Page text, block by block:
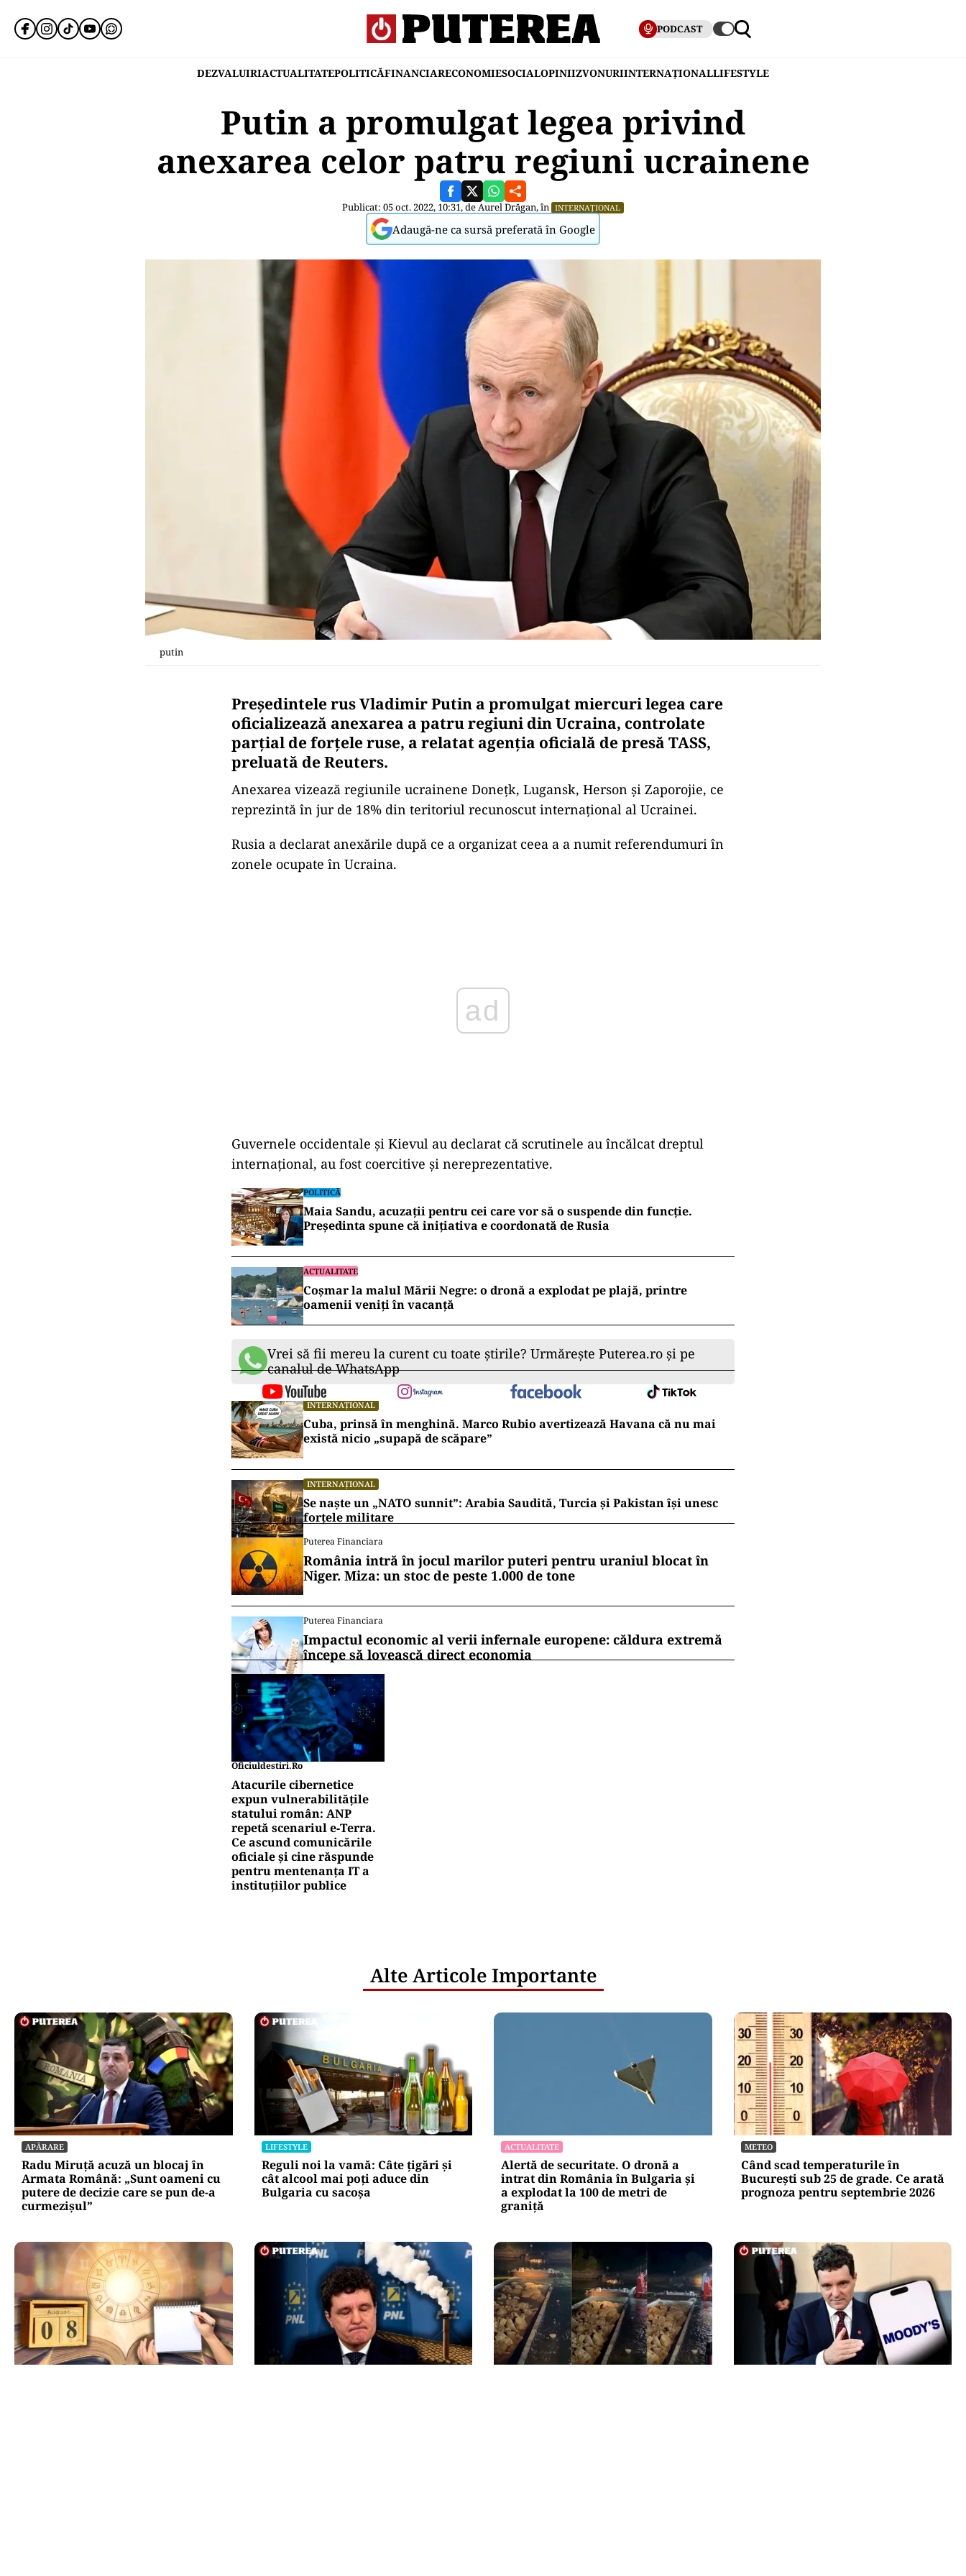
PODCAST
DEZVALUIRIACTUALITATEPOLITICĂFINANCIARECONOMIESOCIALOPINIIZVONURIINTERNAȚIONALLIFESTYLE
Putin a promulgat legea privind
anexarea celor patru regiuni ucrainene
Publicat: 05 oct. 2022, 10:31, deAurel Drăgan, în INTERNAȚIONAL
Adaugă-ne ca sursă preferată în Google
putin
Preşedintele rus Vladimir Putin a promulgat miercuri legea care
oficializează anexarea a patru regiuni din Ucraina, controlate
parţial de forţele ruse, a relatat agenţia oficială de presă TASS,
preluată de Reuters.
Anexarea vizează regiunile ucrainene Doneţk, Lugansk, Herson şi Zaporojie, ce
reprezintă în jur de 18% din teritoriul recunoscut internaţional al Ucrainei.
Rusia a declarat anexările după ce a organizat ceea a a numit referendumuri în
zonele ocupate în Ucraina.
Guvernele occidentale şi Kievul au declarat că scrutinele au încălcat dreptul
internaţional, au fost coercitive şi nereprezentative.
POLITICĂ
Maia Sandu, acuzații pentru cei care vor să o suspende din funcție.
Președinta spune că inițiativa e coordonată de Rusia
ACTUALITATE
Coșmar la malul Mării Negre: o dronă a explodat pe plajă, printre
oamenii veniți în vacanță
Vrei să fii mereu la curent cu toate știrile? Urmărește Puterea.ro și pe
canalul de WhatsApp
INTERNAȚIONAL
Cuba, prinsă în menghină. Marco Rubio avertizează Havana că nu mai
există nicio „supapă de scăpare”
INTERNAȚIONAL
Se naște un „NATO sunnit”: Arabia Saudită, Turcia și Pakistan își unesc
forțele militare
Puterea Financiara
România intră în jocul marilor puteri pentru uraniul blocat în
Niger. Miza: un stoc de peste 1.000 de tone
Puterea Financiara
Impactul economic al verii infernale europene: căldura extremă
începe să lovească direct economia
Oficiuldestiri.ro
Atacurile cibernetice
expun vulnerabilitățile
statului român: ANP
repetă scenariul e‑Terra.
Ce ascund comunicările
oficiale și cine răspunde
pentru mentenanța IT a
instituțiilor publice
Alte Articole Importante
APĂRARE
Radu Miruță acuză un blocaj în
Armata Română: „Sunt oameni cu
putere de decizie care se pun de-a
curmezișul”
LIFESTYLE
Reguli noi la vamă: Câte țigări și
cât alcool mai poți aduce din
Bulgaria cu sacoșa
ACTUALITATE
Alertă de securitate. O dronă a
intrat din România în Bulgaria şi
a explodat la 100 de metri de
graniţă
METEO
Când scad temperaturile în
București sub 25 de grade. Ce arată
prognoza pentru septembrie 2026